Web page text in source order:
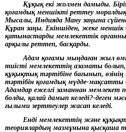
Құқық екі жолмен дамыды.
қоғамдық меншікті реттеу
Мысалы, Индияда Ману заңына
Құран заңы. Екіншіден, жеке
қатынастарды мемлекеттік
арқылы реттеп, басқарды.
Адам қоғамы мыңдаған жыл өмір
тиісті мемлекеттің азаматы болып,
құқықтық тәртібіне бағынып, өзінің
тәртібін қоғамдық мүдде-мақсатты
Адамдар ежелгі заманнан мемлекет
болды, қалай дамып келеді?-деген
ғылыми зерттеулер жасап келеді.
Енді мемлекеттің және
теориялардың мазмұнына қысқаша